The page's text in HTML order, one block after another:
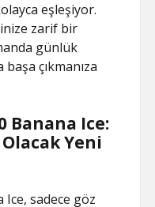
eşleşiyor.
zarif bir
günlük
çıkmanıza
Banana Ice:
Yeni
Ice, sadece göz